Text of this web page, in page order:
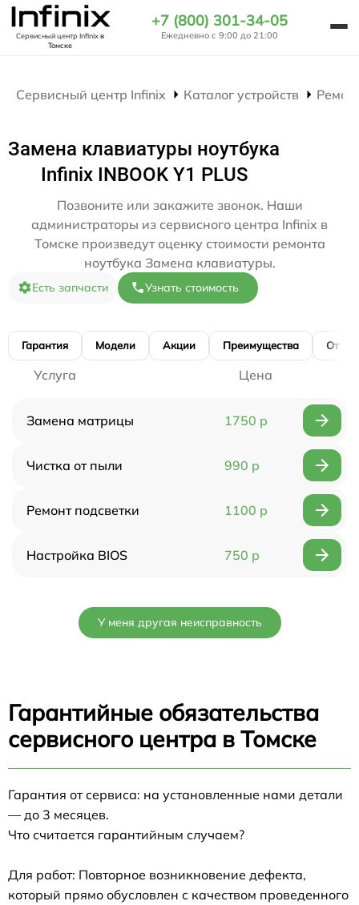
Сервисный центр Infinixв
Томске
+7 (800) 301-34-05
Ежедневно с 9:00 до 21:00
Сервисный центр Infinix Каталог устройств
Замена клавиатуры ноутбука
Infinix INBOOK Y1 PLUS
Позвоните или закажите звонок. Наши
администраторы из сервисного центра Infinix в
Томске произведут оценку стоимости ремонта
ноутбука Замена клавиатуры.
Есть запчасти Узнать стоимость
Гарантия Модели Акции Преимущества
Услуга Цена
Замена матрицы 1750 р
Чистка от пыли 990 р
Ремонт подсветки 1100 р
Настройка BIOS 750 р
У меня другая неисправность
Гарантийные обязательства
сервисного центра в Томске
Гарантия от сервиса: на установленные нами детали
— до 3 месяцев.
Что считается гарантийным случаем?
Для работ: Повторное возникновение дефекта,
который прямо обусловлен с качеством проведенного